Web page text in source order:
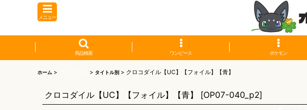
メニュー
商品検索 ワンピース ポケモン
ホーム > > タイトル別 > クロコダイル【UC】【フォイル】【青】
クロコダイル【UC】【フォイル】【青】 [OP07-040_p2]